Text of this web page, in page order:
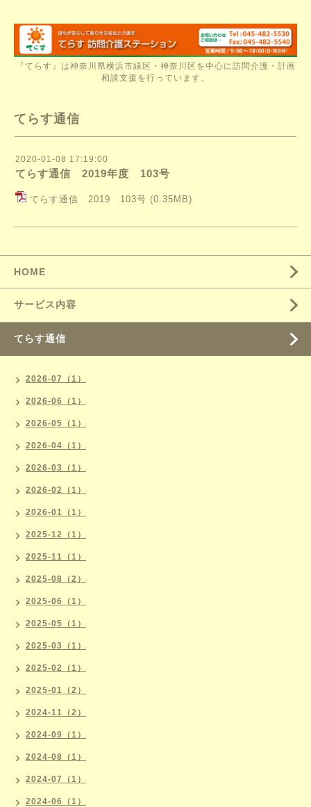
『てらす』は神奈川県横浜市緑区・神奈川区を中心に訪問介護・計画
相談支援を行っています。
てらす通信
2020-01-08 17:19:00
てらす通信 2019年度 103号
てらす通信 2019 103号 (0.35MB)
HOME
サービス内容
てらす通信
2026-07（1）
2026-06（1）
2026-05（1）
2026-04（1）
2026-03（1）
2026-02（1）
2026-01（1）
2025-12（1）
2025-11（1）
2025-08（2）
2025-06（1）
2025-05（1）
2025-03（1）
2025-02（1）
2025-01（2）
2024-11（2）
2024-09（1）
2024-08（1）
2024-07（1）
2024-06（1）